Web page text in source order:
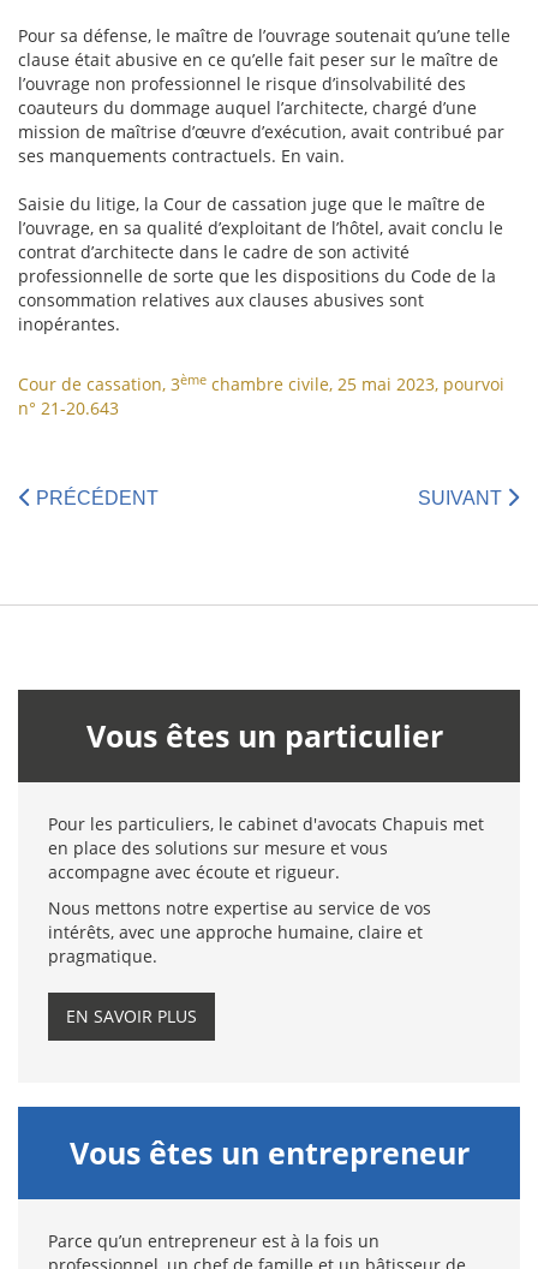
Pour sa défense, le maître de l’ouvrage soutenait qu’une telle
clause était abusive en ce qu’elle fait peser sur le maître de
l’ouvrage non professionnel le risque d’insolvabilité des
coauteurs du dommage auquel l’architecte, chargé d’une
mission de maîtrise d’œuvre d’exécution, avait contribué par
ses manquements contractuels. En vain.
Saisie du litige, la Cour de cassation juge que le maître de
l’ouvrage, en sa qualité d’exploitant de l’hôtel, avait conclu le
contrat d’architecte dans le cadre de son activité
professionnelle de sorte que les dispositions du Code de la
consommation relatives aux clauses abusives sont
inopérantes.
Cour de cassation, 3ème chambre civile, 25 mai 2023, pourvoi
n° 21-20.643
PRÉCÉDENT SUIVANT
Vous êtes un particulier
Pour les particuliers, le cabinet d'avocats Chapuis met
en place des solutions sur mesure et vous
accompagne avec écoute et rigueur.
Nous mettons notre expertise au service de vos
intérêts, avec une approche humaine, claire et
pragmatique.
EN SAVOIR PLUS
Vous êtes un entrepreneur
Parce qu’un entrepreneur est à la fois un